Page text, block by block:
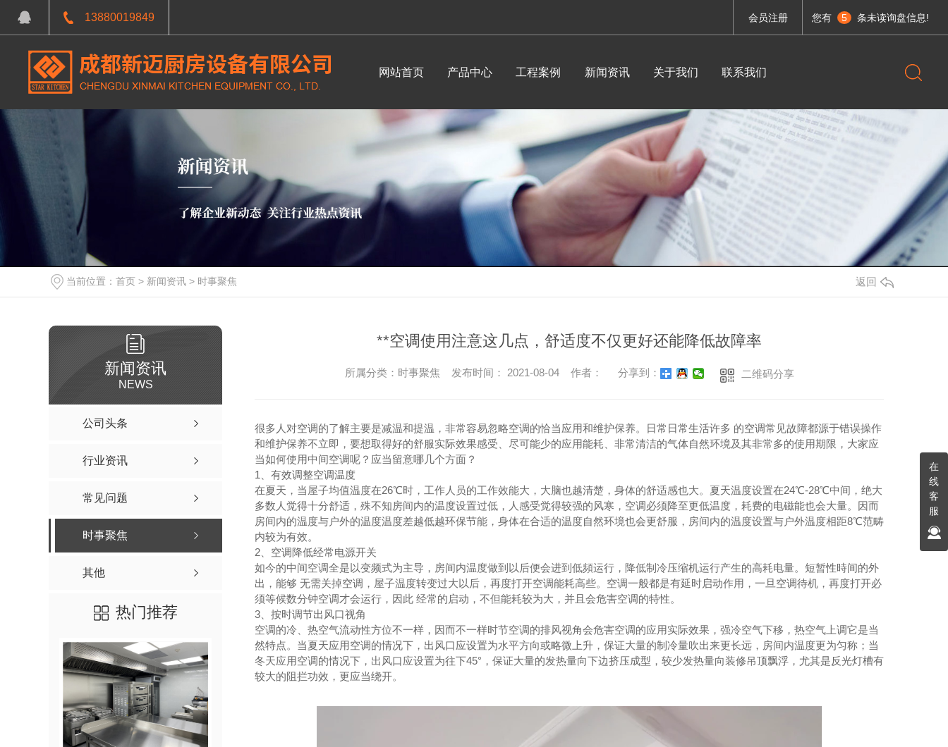
13880019849 您有 5 条未读询盘信息!
会员注册
网站首页 产品中心
成都不锈钢厨房设备-环保双头燃气大锅灶2000x1150x800+410
成都不锈钢厨房设备-四头燃气煲仔炉750x1150x800+410
成都不锈钢厨房设备-环保单头燃气吊汤炉650x900x500+200
成都不锈钢厨房设备-电热冒菜炉750x700x800
成都厨房设备-搅拌机
成都厨房设备-冰水机
酒店厨房设备-面团分割搓圆机
酒店厨房设备-旋转烤箱
食品加工设备系列
成都商用厨房设备-冰泥机
成都商用厨房设备-多功能切菜机
成都商用厨房设备-大型切肉机
成都商用厨房设备-低速榨汁机
调理设备系列
成都不锈钢厨具-炉灶拼台400x1150x800+410
成都不锈钢厨具-不锈钢揉面工作台1800x800x800+90
成都不锈钢厨具-五格电热汤池台1800x700x800
成都酒店厨房设备-多功能蒸烤箱
成都酒店厨房设备-六头平头炉连下焗炉
成都酒店厨房设备-台式坑扒炉连平扒炉
成都酒店厨房设备-单缸意粉炉连下柜
成都酒店厨房设备-双缸炸炉连下柜
成都酒店厨房设备-手动可倾式炒锅
成都酒店厨房设备-间接加热汤锅
成都厨房设备-揭盖式洗碗机
成都厨房设备-通道洗碗机
成都厨房设备-履带式洗碗机
成都厨房设备-洗碗机连烘干系统
成都厨房设计-餐具传送系统
成都商用厨房设备-单头电磁大锅灶
成都商用厨房设备-单头电磁炒炉
成都商用厨房设备-单头电磁小炒炉
成都商用厨房设备-双头双尾电磁小炒炉
成都酒店厨房设备-四门高身冰柜
工程案例 新闻资讯
公司头条
行业资讯
常见问题
时事聚焦
其他
关于我们
公司简介
荣誉资质
企业相册
企业文化
联系我们
当前位置： 首页 > 新闻资讯 > 时事聚焦 返回
新闻资讯
NEWS
公司头条
行业资讯
常见问题
时事聚焦
其他
热门推荐
**空调使用注意这几点，舒适度不仅更好还能降低故障率
所属分类：时事聚焦 发布时间： 2021-08-04 作者： 分享到： 二维码分享
很多人对空调的了解主要是减温和提温，非常容易忽略空调的恰当应用和维护保养。日常日常生活许多 的空调常见故障都源于错误操作
和维护保养不立即，要想取得好的舒服实际效果感受、尽可能少的应用能耗、非常清洁的气体自然环境及其非常多的使用期限，大家应
当如何使用中间空调呢？应当留意哪几个方面？
1、有效调整空调温度
在夏天，当屋子均值温度在26℃时，工作人员的工作效能大，大脑也越清楚，身体的舒适感也大。夏天温度设置在24℃-28℃中间，绝大
多数人觉得十分舒适，殊不知房间内的温度设置过低，人感受觉得较强的风寒，空调必须降至更低温度，耗费的电磁能也会大量。因而
房间内的温度与户外的温度温度差越低越环保节能，身体在合适的温度自然环境也会更舒服，房间内的温度设置与户外温度相距8℃范畴
内较为有效。
2、空调降低经常电源开关
如今的中间空调全是以变频式为主导，房间内温度做到以后便会进到低頻运行，降低制冷压缩机运行产生的高耗电量。短暂性時间的外
出，能够 无需关掉空调，屋子温度转变过大以后，再度打开空调能耗高些。空调一般都是有延时启动作用，一旦空调待机，再度打开必
须等候数分钟空调才会运行，因此 经常的启动，不但能耗较为大，并且会危害空调的特性。
3、按时调节出风口视角
空调的冷、热空气流动性方位不一样，因而不一样时节空调的排风视角会危害空调的应用实际效果，强冷空气下移，热空气上调它是当
然特点。当夏天应用空调的情况下，出风口应设置为水平方向或略微上升，保证大量的制冷量吹出来更长远，房间内温度更为匀称；当
冬天应用空调的情况下，出风口应设置为往下45°，保证大量的发热量向下边挤压成型，较少发热量向装修吊顶飘浮，尤其是反光灯槽有
较大的阻拦功效，更应当绕开。
在
线
客
服